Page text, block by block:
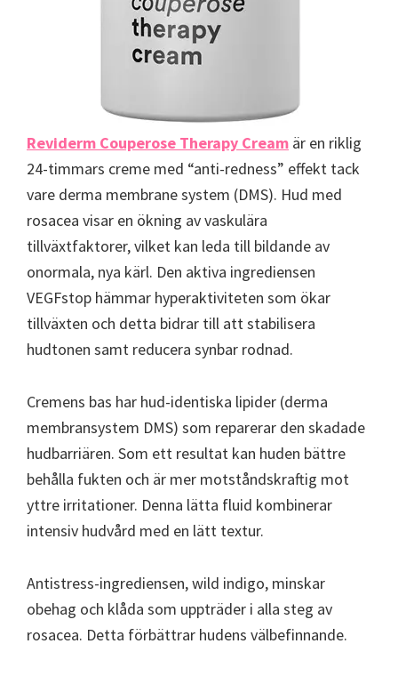
Reviderm Couperose Therapy Cream är en riklig
24-timmars creme med “anti-redness” effekt tack
vare derma membrane system (DMS). Hud med
rosacea visar en ökning av vaskulära
tillväxtfaktorer, vilket kan leda till bildande av
onormala, nya kärl. Den aktiva ingrediensen
VEGFstop hämmar hyperaktiviteten som ökar
tillväxten och detta bidrar till att stabilisera
hudtonen samt reducera synbar rodnad.
Cremens bas har hud-identiska lipider (derma
membransystem DMS) som reparerar den skadade
hudbarriären. Som ett resultat kan huden bättre
behålla fukten och är mer motståndskraftig mot
yttre irritationer. Denna lätta fluid kombinerar
intensiv hudvård med en lätt textur.
Antistress-ingrediensen, wild indigo, minskar
obehag och klåda som uppträder i alla steg av
rosacea. Detta förbättrar hudens välbefinnande.